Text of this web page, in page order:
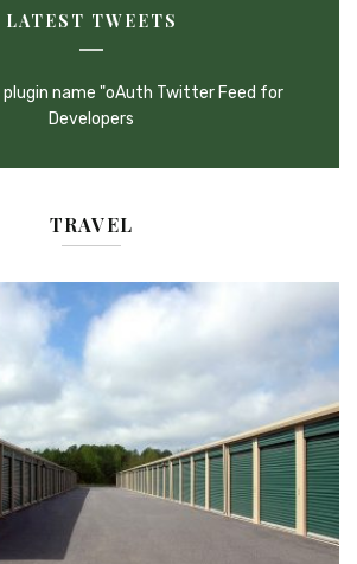
LATEST TWEETS
plugin name "oAuth Twitter Feed for
Developers
TRAVEL